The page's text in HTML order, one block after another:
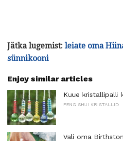
Jätka lugemist: leiate oma
sünnikooni
Enjoy similar articles
Kuue kristallipalli
FENG SHUI KRISTALLID
Vali oma